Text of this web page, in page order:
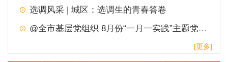
选调风采 | 城区：选调生的青春答卷
@全市基层党组织 8月份“一月一实践”主题党日，请查收！
[更多]